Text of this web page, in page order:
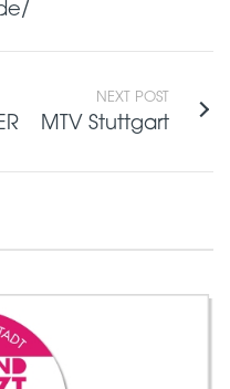
NEXT POST
MTV Stuttgart